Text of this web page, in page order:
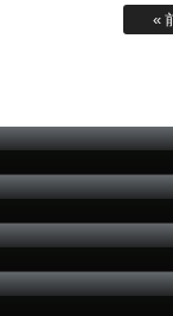
«